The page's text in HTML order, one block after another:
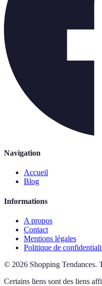
Navigation
Accueil
Blog
Informations
A propos
Contact
Mentions légales
Politique de
© 2026 Shopping Tendances.
Certains liens sont des liens